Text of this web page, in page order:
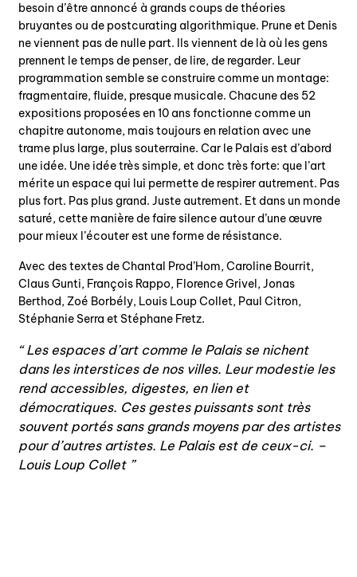
besoin d’être annoncé à grands coups de théories
bruyantes ou de postcurating algorithmique. Prune et Denis
ne viennent pas de nulle part. Ils viennent de là où les gens
prennent le temps de penser, de lire, de regarder. Leur
programmation semble se construire comme un montage:
fragmentaire, fluide, presque musicale. Chacune des 52
expositions proposées en 10 ans fonctionne comme un
chapitre autonome, mais toujours en relation avec une
trame plus large, plus souterraine. Car le Palais est d’abord
une idée. Une idée très simple, et donc très forte: que l’art
mérite un espace qui lui permette de respirer autrement. Pas
plus fort. Pas plus grand. Juste autrement. Et dans un monde
saturé, cette manière de faire silence autour d’une œuvre
pour mieux l’écouter est une forme de résistance.
Avec des textes de Chantal Prod’Hom, Caroline Bourrit,
Claus Gunti, François Rappo, Florence Grivel, Jonas
Berthod, Zoé Borbély, Louis Loup Collet, Paul Citron,
Stéphanie Serra et Stéphane Fretz.
Les espaces d’art comme le Palais se nichent
dans les interstices de nos villes. Leur modestie les
rend accessibles, digestes, en lien et
démocratiques. Ces gestes puissants sont très
souvent portés sans grands moyens par des artistes
pour d’autres artistes. Le Palais est de ceux-ci. –
Louis Loup Collet